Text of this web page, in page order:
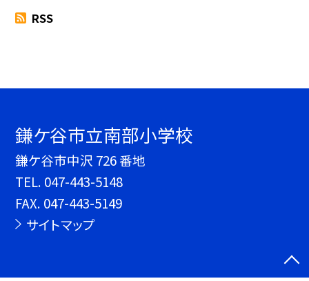
RSS
鎌ケ谷市立南部小学校
鎌ケ谷市中沢 726 番地
TEL. 047-443-5148
FAX. 047-443-5149
サイトマップ